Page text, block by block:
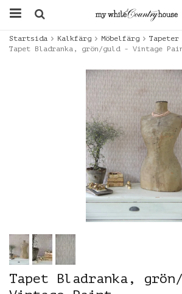
Startsida Kalkfärg Möbelfärg
Tapeter
Tapet Bladranka, grön/guld - Vintage
Tapet Bladranka,